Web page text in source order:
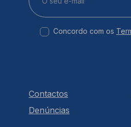
Concordo com os
Contactos
Denúncias